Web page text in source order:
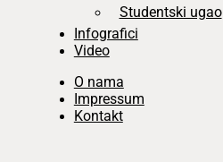
Studentski ugao
Infografici
Video
O nama
Impressum
Kontakt